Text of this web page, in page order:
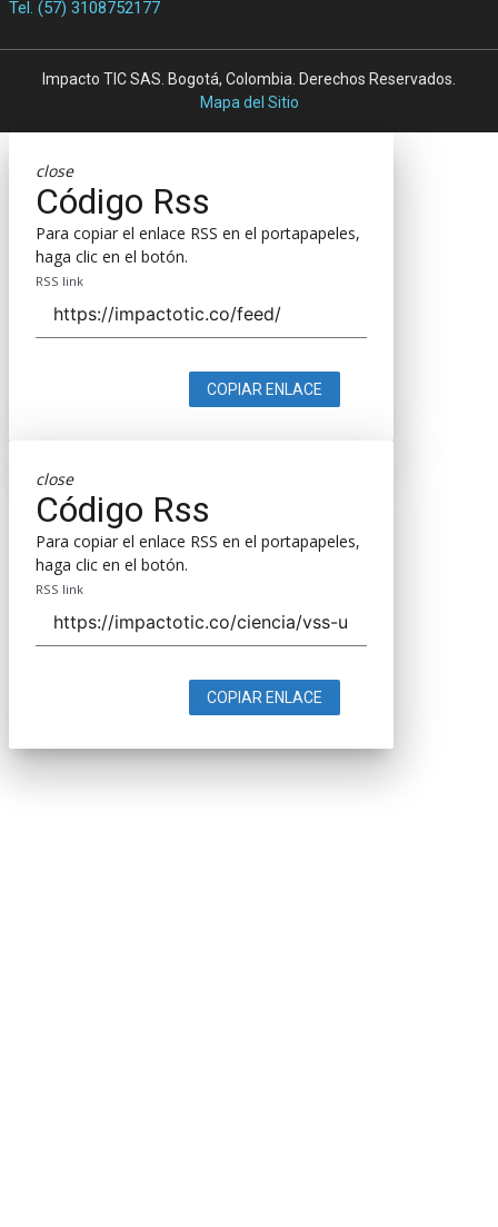
Tel. (57) 3108752177
Impacto TIC SAS. Bogotá, Colombia. Derechos Reservados.
Mapa del Sitio
close
Código Rss
Para copiar el enlace RSS en el portapapeles,
haga clic en el botón.
RSS link
COPIAR ENLACE
close
Código Rss
Para copiar el enlace RSS en el portapapeles,
haga clic en el botón.
RSS link
COPIAR ENLACE